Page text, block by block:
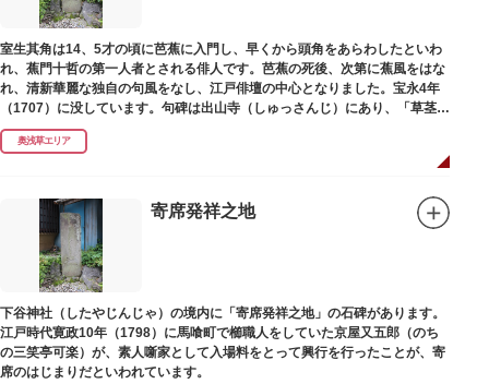
室生其角は14、5才の頃に芭蕉に入門し、早くから頭角をあらわしたといわ
れ、蕉門十哲の第一人者とされる俳人です。芭蕉の死後、次第に蕉風をはな
れ、清新華麗な独自の句風をなし、江戸俳壇の中心となりました。宝永4年
（1707）に没しています。句碑は出山寺（しゅっさんじ）にあり、「草茎を
つつむ葉もなき 雲間哉」と刻まれています。
奥浅草エリア
寄席発祥之地
下谷神社（したやじんじゃ）の境内に「寄席発祥之地」の石碑があります。
江戸時代寛政10年（1798）に馬喰町で櫛職人をしていた京屋又五郎（のち
の三笑亭可楽）が、素人噺家として入場料をとって興行を行ったことが、寄
席のはじまりだといわれています。